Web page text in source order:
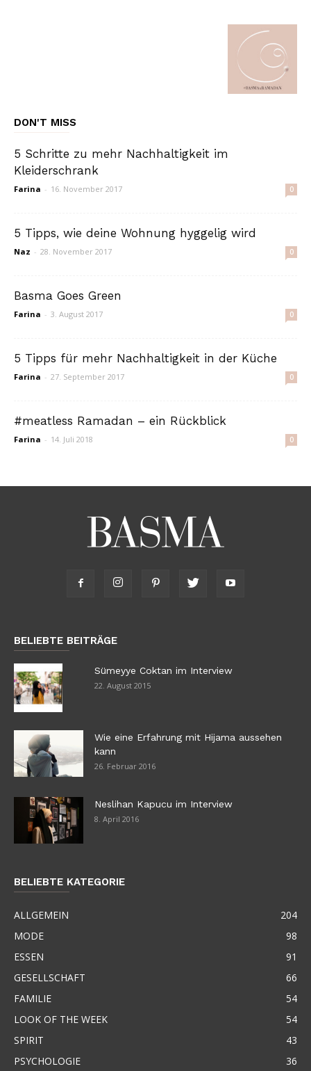
DON'T MISS
5 Schritte zu mehr Nachhaltigkeit im
Kleiderschrank
Farina - 16. November 2017 0
5 Tipps, wie deine Wohnung hyggelig wird
Naz - 28. November 2017 0
Basma Goes Green
Farina - 3. August 2017 0
5 Tipps für mehr Nachhaltigkeit in der Küche
Farina - 27. September 2017 0
#meatless Ramadan – ein Rückblick
Farina - 14. Juli 2018 0
BELIEBTE BEITRÄGE
Sümeyye Coktan im Interview
22. August 2015
Wie eine Erfahrung mit Hijama aussehen
kann
26. Februar 2016
Neslihan Kapucu im Interview
8. April 2016
BELIEBTE KATEGORIE
ALLGEMEIN
204
MODE
98
ESSEN
91
GESELLSCHAFT
66
FAMILIE
54
LOOK OF THE WEEK
54
SPIRIT
43
PSYCHOLOGIE
36